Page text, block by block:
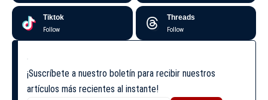
Tiktok
Follow
Threads
Follow
¡Suscríbete a nuestro boletín para recibir nuestros
artículos más recientes al instante!